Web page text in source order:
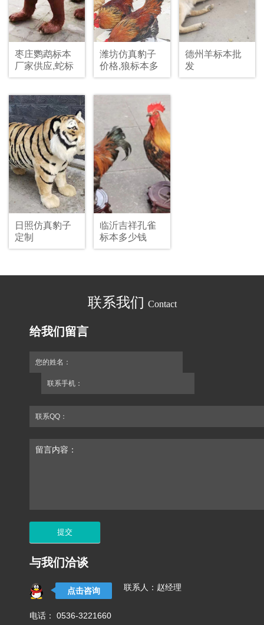
枣庄鹦鹉标本
厂家供应,蛇标
本制作
潍坊仿真豹子
价格,狼标本多
少钱
德州羊标本批
发
日照仿真豹子
定制
临沂吉祥孔雀
标本多少钱
联系我们 Contact
给我们留言
您的姓名：
联系手机：
联系QQ：
留言内容：
与我们洽谈
点击咨询 联系人：赵经理
电话： 0536-3221660